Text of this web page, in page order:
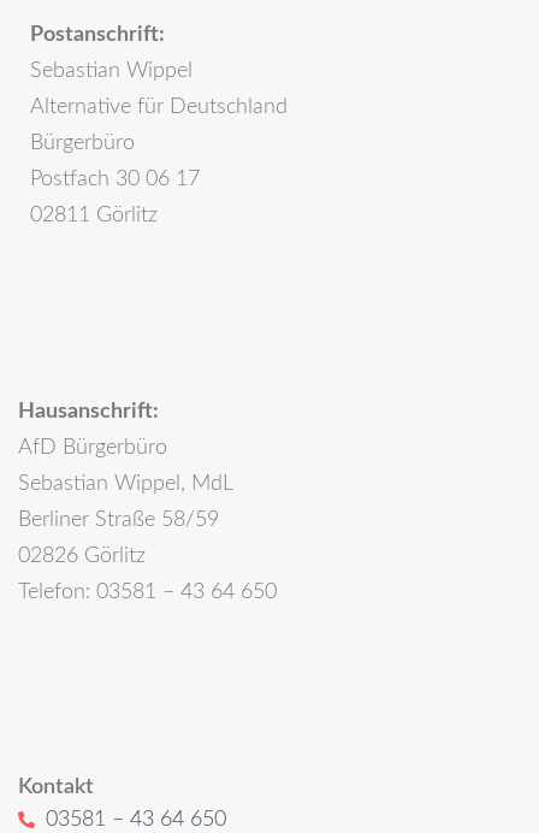
Postanschrift:
Sebastian Wippel
Alternative für Deutschland
Bürgerbüro
Postfach 30 06 17
02811 Görlitz
Hausanschrift:
AfD Bürgerbüro
Sebastian Wippel, MdL
Berliner Straße 58/59
02826 Görlitz
Telefon: 03581 – 43 64 650
Kontakt
03581 – 43 64 650